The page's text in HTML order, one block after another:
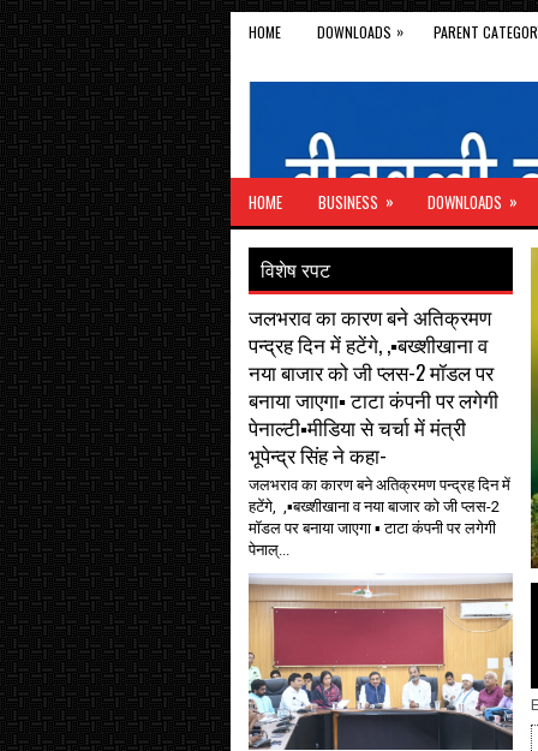
HOME DOWNLOADS » PARENT
HOME BUSINESS » DOWNLOADS »
विशेष रपट
जलभराव का कारण बने अतिक्रमण
पन्द्रह दिन में हटेंगे, ,▪️बख्शीखाना व
नया बाजार को जी प्लस-2 मॉडल पर
बनाया जाएगा▪️ टाटा कंपनी पर लगेगी
पेनाल्टी▪️मीडिया से चर्चा में मंत्री
भूपेन्द्र सिंह ने कहा-
जलभराव का कारण बने अतिक्रमण पन्द्रह दिन में
हटेंगे, ,▪️बख्शीखाना व नया बाजार को जी प्लस-2
मॉडल पर बनाया जाएगा ▪️ टाटा कंपनी पर लगेगी
पेनाल्...